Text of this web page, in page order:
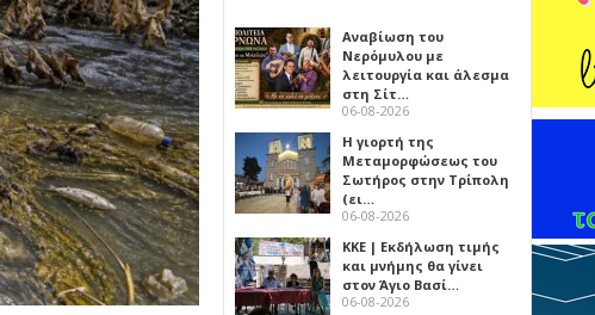
Αναβίωση του
Νερόμυλου με
λειτουργία και άλεσμα
στη Σίτ…
06-08-2026
Η γιορτή της
Μεταμορφώσεως του
Σωτήρος στην Τρίπολη
(ει…
06-08-2026
ΚΚΕ | Εκδήλωση τιμής
και μνήμης θα γίνει
στον Άγιο Βασί…
06-08-2026